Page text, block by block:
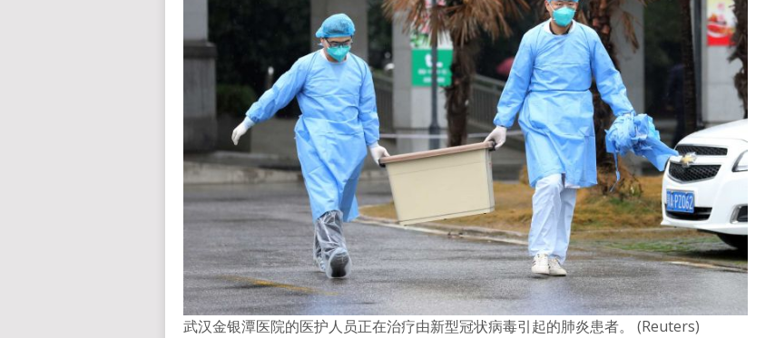
武汉金银潭医院的医护人员正在治疗由新型冠状病毒引起的肺炎患者。 (Reuters)